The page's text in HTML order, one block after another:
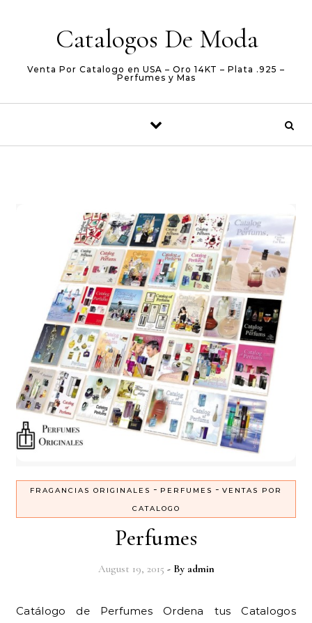
Catalogos De Moda
Venta Por Catalogo en USA – Oro 14KT – Plata .925 –
Perfumes y Mas
FRAGANCIAS ORIGINALES - PERFUMES - VENTAS POR
CATALOGO
Perfumes
August 19, 2015 - By admin
Catálogo de Perfumes Ordena tus Catalogos